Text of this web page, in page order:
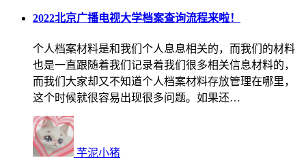
2022北京广播电视大学档案查询流程来啦！
个人档案材料是和我们个人息息相关的，而我们的材料
也是一直跟随着我们记录着我们很多相关信息材料的，
而我们大家却又不知道个人档案材料存放管理在哪里，
这个时候就很容易出现很多问题。如果还…
芋泥小猪